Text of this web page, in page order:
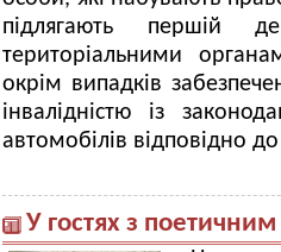
підлягають першій
територіальними
окрім випадків
інвалідністю із
автомобілів відповідно
У гостях з